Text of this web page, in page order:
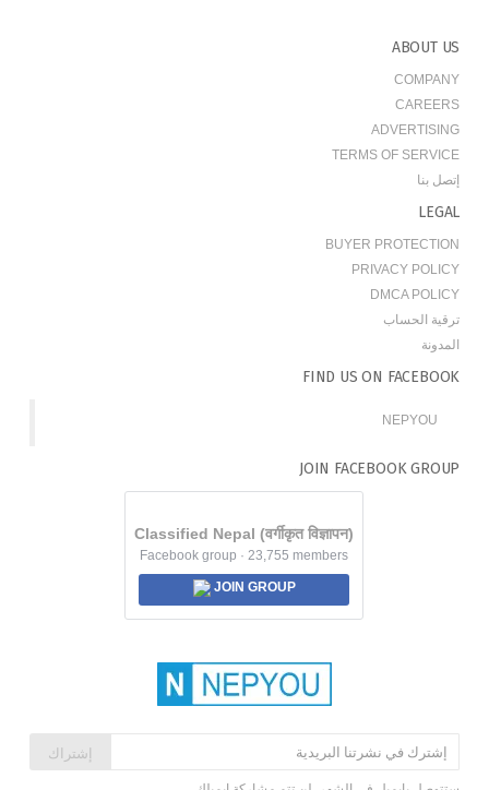
ABOUT US
COMPANY
CAREERS
ADVERTISING
TERMS OF SERVICE
إتصل بنا
LEGAL
BUYER PROTECTION
PRIVACY POLICY
DMCA POLICY
ترقية الحساب
المدونة
FIND US ON FACEBOOK
NEPYOU
JOIN FACEBOOK GROUP
Classified Nepal (वर्गीकृत विज्ञापन)
Facebook group · 23,755 members
JOIN GROUP
إشتراك